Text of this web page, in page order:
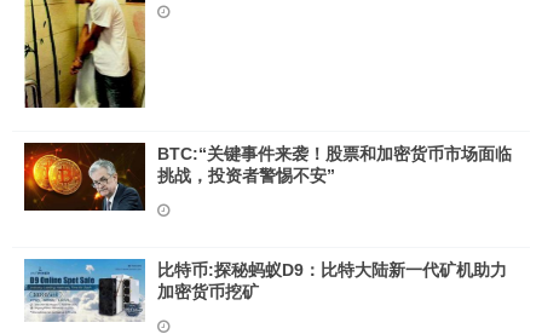
BTC:“关键事件来袭！股票和加密货币市场面临
挑战，投资者警惕不安”
比特币:探秘蚂蚁D9：比特大陆新一代矿机助力
加密货币挖矿